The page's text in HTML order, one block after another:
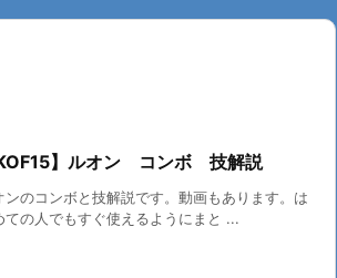
KOF15】ルオン コンボ 技解説
ンのコンボと技解説です。動画もあります。は
ての人でもすぐ使えるようにまと ...